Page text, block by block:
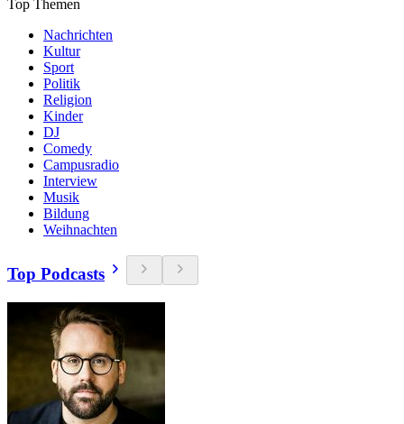
Top Themen
Nachrichten
Kultur
Sport
Politik
Religion
Kinder
DJ
Comedy
Campusradio
Interview
Musik
Bildung
Weihnachten
Top Podcasts